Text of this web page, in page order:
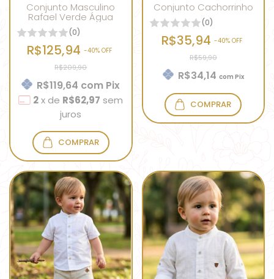
Conjunto Masculino
Rafael Verde Água
(0)
R$125,94-40% OFF
R$209,90
R$119,64 com Pix
2 x de R$62,97 sem
juros
COMPRAR
Conjunto Cachorrinho
(0)
R$35,94-40% OFF
R$59,90
R$34,14 com Pix
COMPRAR